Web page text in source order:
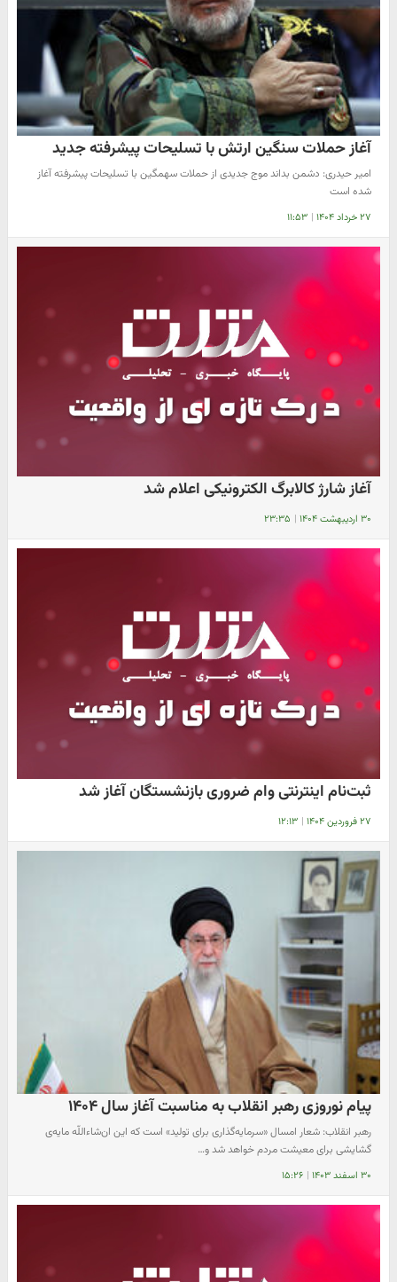
آغاز حملات سنگین ارتش با تسلیحات پیشرفته جدید
امیر حیدری: دشمن بداند موج جدیدی از حملات سهمگین با تسلیحات پیشرفته آغاز
شده است
۲۷ خرداد ۱۴۰۴ | ۱۱:۵۳
آغاز شارژ کالابرگ الکترونیکی اعلام شد
۳۰ اردیبهشت ۱۴۰۴ | ۲۳:۳۵
ثبت‌نام اینترنتی وام ضروری بازنشستگان آغاز شد
۲۷ فروردین ۱۴۰۴ | ۱۲:۱۳
پیام نوروزی رهبر انقلاب به مناسبت آغاز سال ۱۴۰۴
رهبر انقلاب: شعار امسال «سرمایه‌گذاری برای تولید» است که این ان‌شاءاللّه مایه‌ی
گشایشی برای معیشت مردم خواهد شد و…
۳۰ اسفند ۱۴۰۳ | ۱۵:۲۶